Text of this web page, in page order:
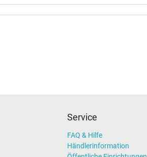
Service
FAQ & Hilfe
Händlerinformation